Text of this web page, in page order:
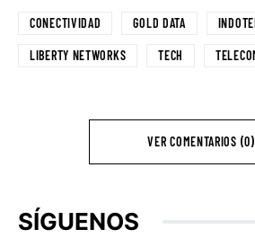
CONECTIVIDAD GOLD DATA
LIBERTY NETWORKS TECH
VER COMENTARIOS (0)
SÍGUENOS